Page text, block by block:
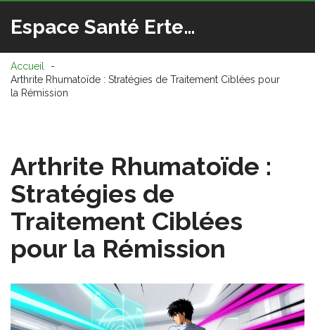
Espace Santé Ertedis
Accueil
Arthrite Rhumatoïde : Stratégies de Traitement Ciblées pour
la Rémission
Arthrite Rhumatoïde :
Stratégies de
Traitement Ciblées
pour la Rémission